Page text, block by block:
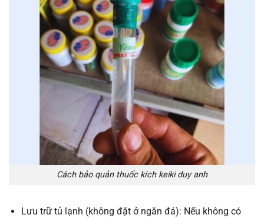
Cách bảo quản thuốc kích keiki duy anh
Lưu trữ tủ lạnh (không đặt ở ngăn đá): Nếu không có